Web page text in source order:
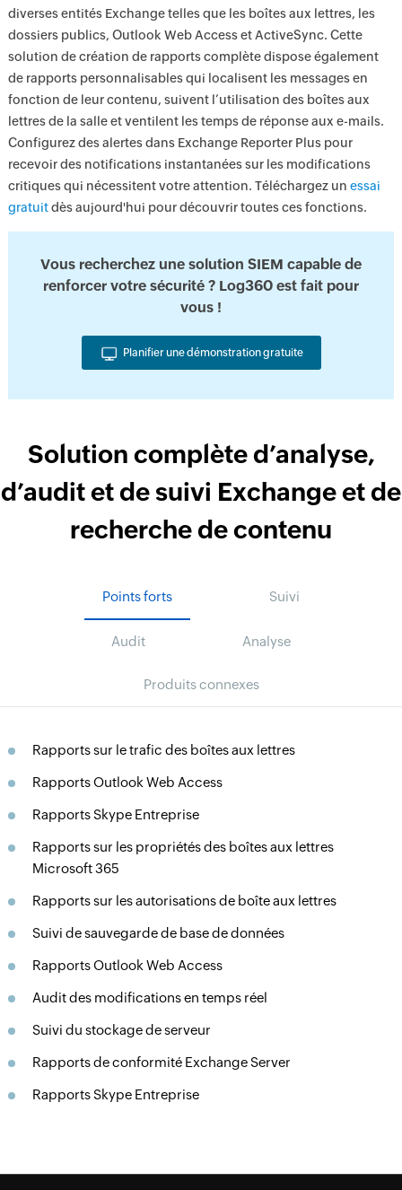
diverses entités Exchange telles que les boîtes aux lettres, les
dossiers publics, Outlook Web Access et ActiveSync. Cette
solution de création de rapports complète dispose également
de rapports personnalisables qui localisent les messages en
fonction de leur contenu, suivent l’utilisation des boîtes aux
lettres de la salle et ventilent les temps de réponse aux e-mails.
Configurez des alertes dans Exchange Reporter Plus pour
recevoir des notifications instantanées sur les modifications
critiques qui nécessitent votre attention. Téléchargez un essai
gratuitdès aujourd'hui pour découvrir toutes ces fonctions.
Vous recherchez une solution SIEM capable de
renforcer votre sécurité ? Log360 est fait pour
vous !
Planifier une démonstration gratuite
Solution complète d’analyse,
d’audit et de suivi Exchange et de
recherche de contenu
Points forts Suivi
Audit Analyse
Produits connexes
Rapports sur le trafic des boîtes aux lettres
Rapports Outlook Web Access
Rapports Skype Entreprise
Rapports sur les propriétés des boîtes aux lettres
Microsoft 365
Rapports sur les autorisations de boîte aux lettres
Suivi de sauvegarde de base de données
Rapports Outlook Web Access
Audit des modifications en temps réel
Suivi du stockage de serveur
Rapports de conformité Exchange Server
Rapports Skype Entreprise